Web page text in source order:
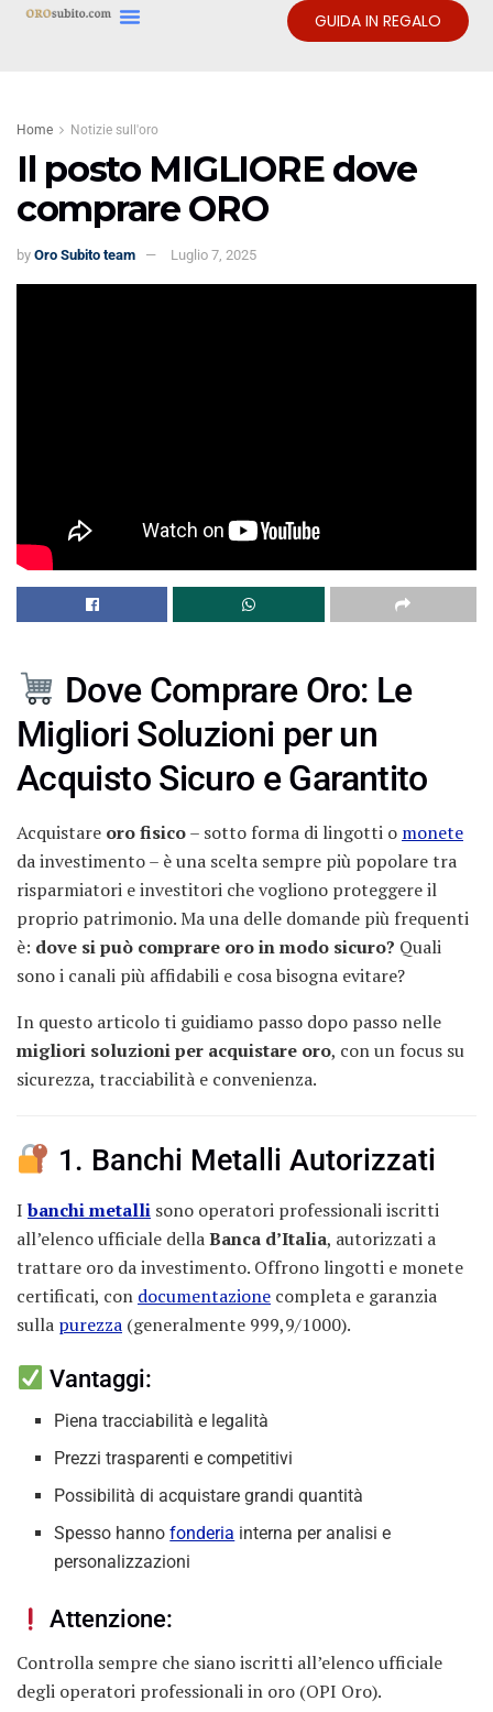
GUIDA IN REGALO
Home Notizie sull'oro
Il posto MIGLIORE dove
comprare ORO
by Oro Subito team Luglio 7, 2025
Dove Comprare Oro: Le
Migliori Soluzioni per un
Acquisto Sicuro e Garantito
Acquistare oro fisico– sotto forma di lingotti o monete
da investimento – è una scelta sempre più popolare tra
risparmiatori e investitori che vogliono proteggere il
proprio patrimonio. Ma una delle domande più frequenti
è: dove si può comprare oro in modo sicuro? Quali
sono i canali più affidabili e cosa bisogna evitare?
In questo articolo ti guidiamo passo dopo passo nelle
migliori soluzioni per acquistare oro, con un focus su
sicurezza, tracciabilità e convenienza.
1. Banchi Metalli Autorizzati
Ibanchi metalli sono operatori professionali iscritti
all’elenco ufficiale dellaBanca d’Italia, autorizzati a
trattare oro da investimento. Offrono lingotti e monete
certificati, con documentazione completa e garanzia
sulla purezza (generalmente 999,9/1000).
Vantaggi:
Piena tracciabilità e legalità
Prezzi trasparenti e competitivi
Possibilità di acquistare grandi quantità
Spesso hannofonderia interna per analisi e
personalizzazioni
Attenzione:
Controlla sempre che siano iscritti all’elenco ufficiale
degli operatori professionali in oro (OPI Oro).